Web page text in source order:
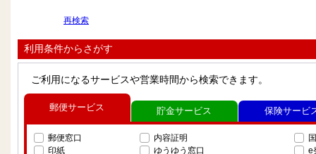
再検索
利用条件からさがす
ご利用になるサービスや営業時間から検索できます。
郵便サービス
郵便窓口
印紙
内容証明
ゆうゆう窓口
e
貯金サービス 保険サービ